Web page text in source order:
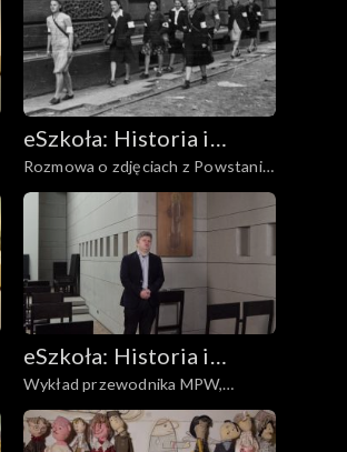
eSzkoła: Historia i
Literatura
Rozmowa o zdjęciach z Powstania,
Kobiety
eSzkoła: Historia i
Literatura
Wykład przewodnika MPW,
Kapelani